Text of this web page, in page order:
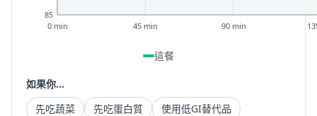
85
0 min 45 min 90 min
這餐
如果你...
先吃蔬菜
先吃蛋白質
使用低GI替代品